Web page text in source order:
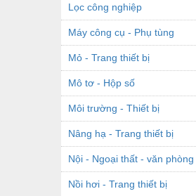
Lọc công nghiệp
Máy công cụ - Phụ tùng
Mỏ - Trang thiết bị
Mô tơ - Hộp số
Môi trường - Thiết bị
Nâng hạ - Trang thiết bị
Nội - Ngoại thất - văn phòng
Nồi hơi - Trang thiết bị